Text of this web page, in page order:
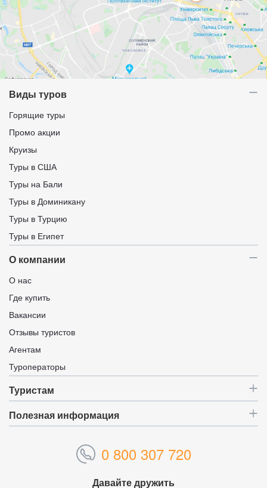
Виды туров
Горящие туры
Промо акции
Круизы
Туры в США
Туры на Бали
Туры в Доминикану
Туры в Турцию
Туры в Египет
О компании
О нас
Где купить
Вакансии
Отзывы туристов
Агентам
Туроператоры
Туристам
Полезная информация
0 800 307 720
Давайте дружить